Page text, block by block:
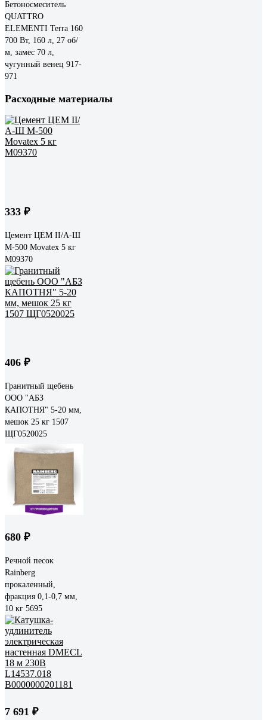
Бетоносмеситель
QUATTRO
ELEMENTI Terra 160
700 Вт, 160 л, 27 об/
м, замес 70 л,
чугунный венец 917-
971
Расходные материалы
333 ₽
Цемент ЦЕМ II/А-Ш
М-500 Movatex 5 кг
М09370
406 ₽
Гранитный щебень
ООО "АБЗ
КАПОТНЯ" 5-20 мм,
мешок 25 кг 1507
ЩГ0520025
680 ₽
Речной песок
Rainberg
прокаленный,
фракция 0,1-0,7 мм,
10 кг 5695
7 691 ₽